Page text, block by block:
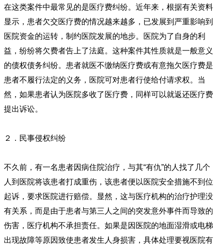
在这类案件中最常见的是医疗费纠纷。近年来，根据有关资料
显示，患者欠交医疗费的情况越来越多，已发展到严重影响到
医院资金的运转，制约医院发展的地步。医院为了自身的利
益，纷纷将欠费者告上了法庭。这种案件其性质就是一般意义
的债权债务纠纷。患者就医不缴纳医疗费或有意拖欠医疗费是
患者不履行法定的义务，医院可对患者行使给付请求权。当
然，如果患者认为医院多收了医疗费，同样可以就返还医疗费
提出诉讼。
２．民事侵权纠纷
不久前，有一名患者因病住院治疗，与其“有仇”的人找了几个
人到医院将该患者打成重伤，该患者便以医院安全措施不到位
起诉，要求医院进行赔偿。显然，这与医疗机构的治疗护理没
有关系，而是由于患者与第三人之间的突发意外事件而导致的
伤害，医疗机构不承担责任。如果是因医院的地面湿滑或电梯
出现故障等原因致使患者发生人身损害，具体处理要视医院有